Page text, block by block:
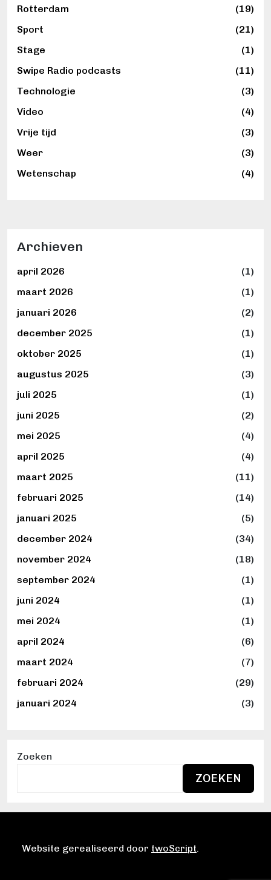
Rotterdam
(19)
Sport
(21)
Stage
(1)
Swipe Radio podcasts
(11)
Technologie
(3)
Video
(4)
Vrije tijd
(3)
Weer
(3)
Wetenschap
(4)
Archieven
april 2026
(1)
maart 2026
(1)
januari 2026
(2)
december 2025
(1)
oktober 2025
(1)
augustus 2025
(3)
juli 2025
(1)
juni 2025
(2)
mei 2025
(4)
april 2025
(4)
maart 2025
(11)
februari 2025
(14)
januari 2025
(5)
december 2024
(34)
november 2024
(18)
september 2024
(1)
juni 2024
(1)
mei 2024
(1)
april 2024
(6)
maart 2024
(7)
februari 2024
(29)
januari 2024
(3)
Zoeken
ZOEKEN
Website gerealiseerd door twoScript.